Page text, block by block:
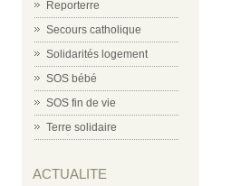
Reporterre
Secours catholique
Solidarités logement
SOS bébé
SOS fin de vie
Terre solidaire
ACTUALITE